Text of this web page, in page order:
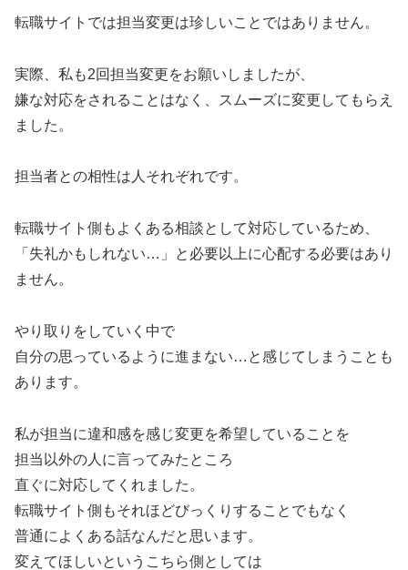
転職サイトでは担当変更は珍しいことではありません。
実際、私も2回担当変更をお願いしましたが、
嫌な対応をされることはなく、スムーズに変更してもらえ
ました。
担当者との相性は人それぞれです。
転職サイト側もよくある相談として対応しているため、
「失礼かもしれない…」と必要以上に心配する必要はあり
ません。
やり取りをしていく中で
自分の思っているように進まない…と感じてしまうことも
あります。
私が担当に違和感を感じ変更を希望していることを
担当以外の人に言ってみたところ
直ぐに対応してくれました。
転職サイト側もそれほどびっくりすることでもなく
普通によくある話なんだと思います。
変えてほしいというこちら側としては